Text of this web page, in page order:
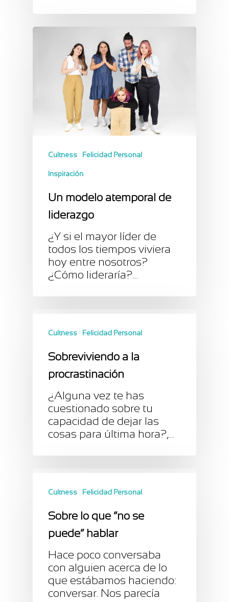
Cultness Felicidad Personal
Inspiración
Un modelo atemporal de
liderazgo
¿Y si el mayor líder de
todos los tiempos viviera
hoy entre nosotros?
¿Cómo lideraría?…
Cultness Felicidad Personal
Sobreviviendo a la
procrastinación
¿Alguna vez te has
cuestionado sobre tu
capacidad de dejar las
cosas para última hora?,…
Cultness Felicidad Personal
Sobre lo que “no se
puede” hablar
Hace poco conversaba
con alguien acerca de lo
que estábamos haciendo:
conversar. Nos parecía